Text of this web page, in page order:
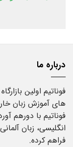
درباره ما
فوناتیم اولین
های آموزش زبان
فوناتیم با دورهم
انگلیسی، زبان
فراهم کرده.